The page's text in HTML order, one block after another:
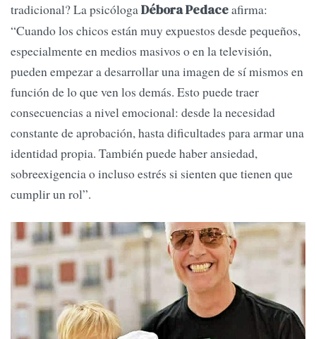
tradicional? La psicólogaDébora Pedaceafirma:
“Cuando los chicos están muy expuestos desde pequeños,
especialmente en medios masivos o en la televisión,
pueden empezar a desarrollar una imagen de sí mismos en
función de lo que ven los demás. Esto puede traer
consecuencias a nivel emocional: desde la necesidad
constante de aprobación, hasta dificultades para armar una
identidad propia. También puede haber ansiedad,
sobreexigencia o incluso estrés si sienten que tienen que
cumplir un rol”.